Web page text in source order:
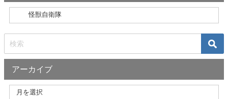
アーカイブ